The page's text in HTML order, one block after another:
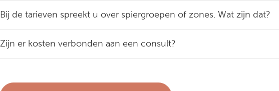
Bij de tarieven spreekt u over spiergroepen of zones. Wat zijn dat?
Zijn er kosten verbonden aan een consult?